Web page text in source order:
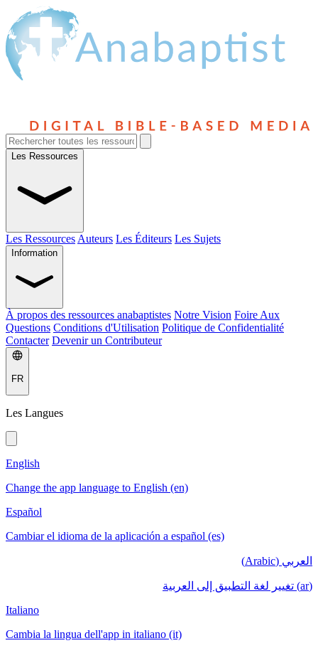
Les Ressources
Les Ressources Auteurs Les Éditeurs Les Sujets
Information
À propos des ressources anabaptistes Notre Vision Foire Aux
Questions Conditions d'Utilisation Politique de Confidentialité
Contacter Devenir un Contributeur
FR
Les Langues
English
Change the app language to English (en)
Español
Cambiar el idioma de la aplicación a español (es)
العربي (Arabic)
(ar) تغيير لغة التطبيق إلى العربية
Italiano
Cambia la lingua dell'app in italiano (it)